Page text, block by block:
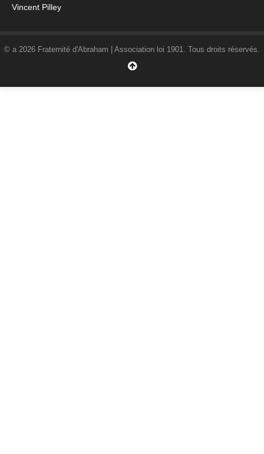
Vincent Pilley
© a 2026 Fraternité d'Abraham | Association loi 1901. Tous droits réservés.